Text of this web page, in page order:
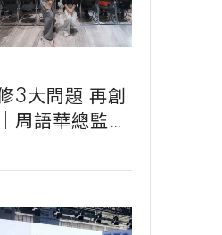
3大問題 再創
周語華總監